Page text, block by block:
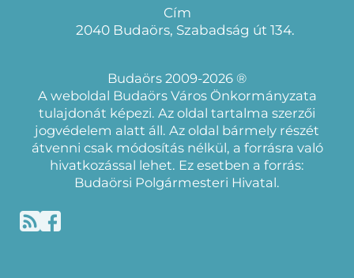
Cím
2040 Budaörs, Szabadság út 134.
Budaörs 2009-2026 ®
A weboldal Budaörs Város Önkormányzata
tulajdonát képezi. Az oldal tartalma szerzői
jogvédelem alatt áll. Az oldal bármely részét
átvenni csak módosítás nélkül, a forrásra való
hivatkozással lehet. Ez esetben a forrás:
Budaörsi Polgármesteri Hivatal.